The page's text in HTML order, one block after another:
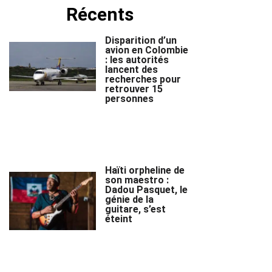
Récents
Disparition d’un
avion en Colombie
: les autorités
lancent des
recherches pour
retrouver 15
personnes
Haïti orpheline de
son maestro :
Dadou Pasquet, le
génie de la
guitare, s’est
éteint